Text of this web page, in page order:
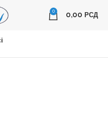
0
0,00 РСД